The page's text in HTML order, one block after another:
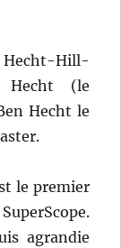
Hecht-Hill-
Hecht (le
Hecht le
le premier
agrandie